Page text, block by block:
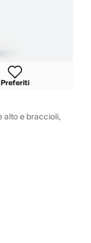
Preferiti
alto e braccioli,